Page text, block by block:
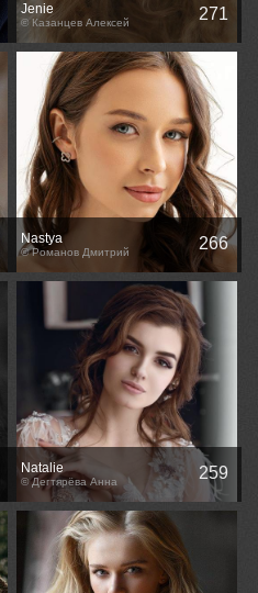
Jenie
© Казанцев Алексей 271
Nastya
© Романов Дмитрий 266
Natalie
© Дегтярёва Анна 259